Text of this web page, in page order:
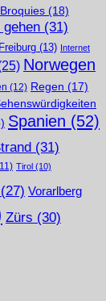
Broquies (18)
gehen (31)
Freiburg (13) Internet
Norwegen
(12) Regen (17)
Spanien (52)
(31)
Tirol (10)
(27) Vorarlberg
Zürs (30)